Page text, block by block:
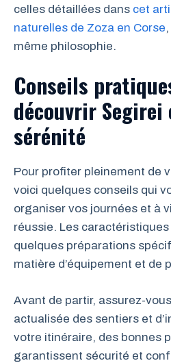
celles détaillées dans cet
naturelles de Zoza en Corse
même philosophie.
Conseils
découvrir Segirei
sérénité
Pour profiter pleinement de
voici quelques conseils qui
organiser vos journées et à
réussie. Les
quelques préparations
matière d’équipement et de
Avant de partir, assurez-
actualisée des sentiers et
votre itinéraire, des bonnes
garantissent sécurité et